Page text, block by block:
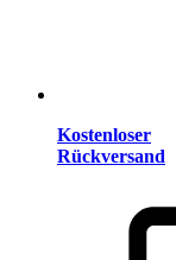
Kostenloser
Rückversand